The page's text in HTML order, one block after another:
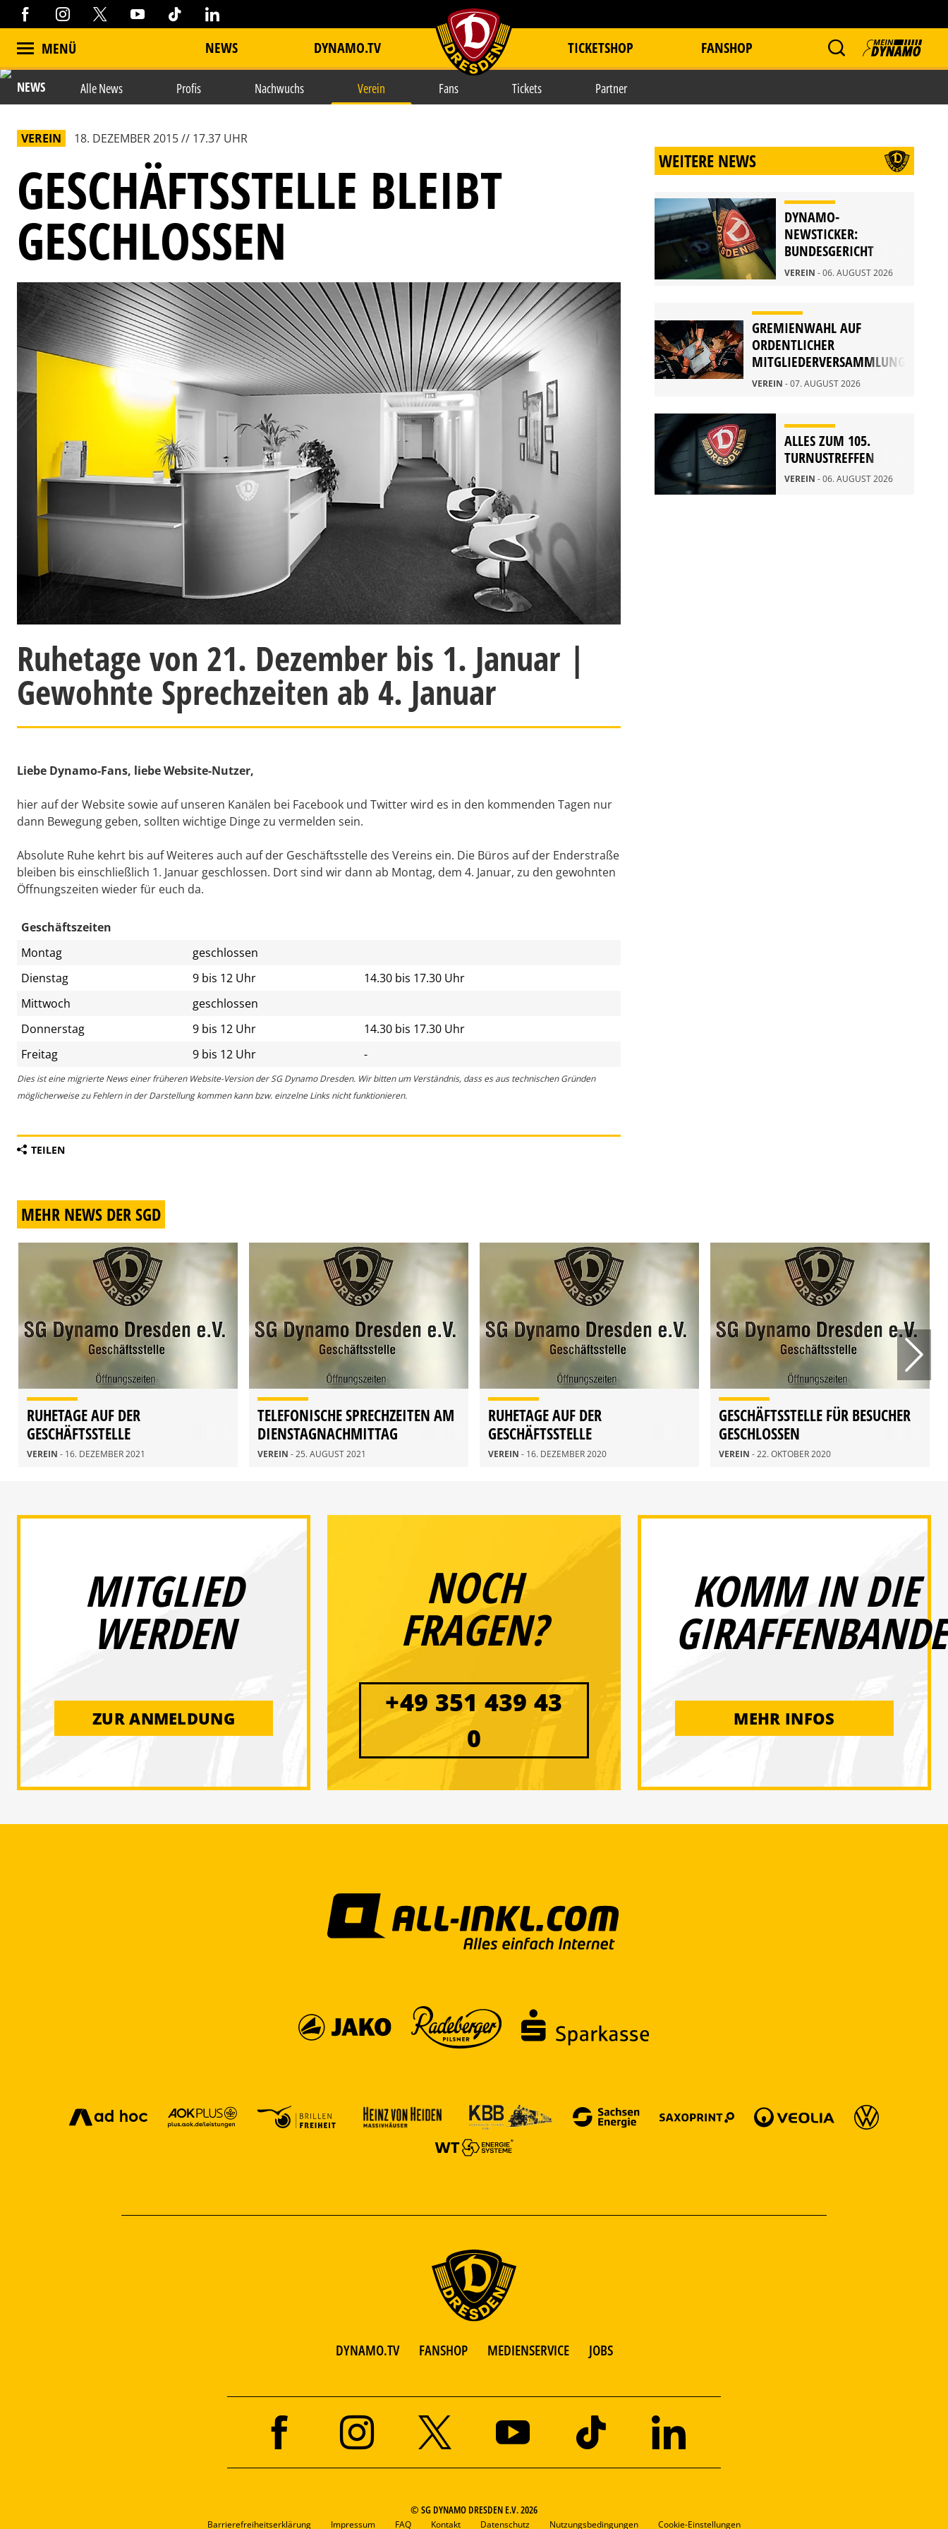
MENÜ NEWS DYNAMO.TV item.title TICKETSHOP FANSHOP
NEWS Alle News Profis Nachwuchs Verein Fans Tickets Partner
VEREIN 18. DEZEMBER 2015 // 17.37 UHR
GESCHÄFTSSTELLE BLEIBT
GESCHLOSSEN
Ruhetage von 21. Dezember bis 1. Januar |
Gewohnte Sprechzeiten ab 4. Januar
Liebe Dynamo-Fans, liebe Website-Nutzer,
hier auf der Website sowie auf unseren Kanälen bei Facebook und Twitter wird es in den kommenden Tagen nur
dann Bewegung geben, sollten wichtige Dinge zu vermelden sein.
Absolute Ruhe kehrt bis auf Weiteres auch auf der Geschäftsstelle des Vereins ein. Die Büros auf der Enderstraße
bleiben bis einschließlich 1. Januar geschlossen. Dort sind wir dann ab Montag, dem 4. Januar, zu den gewohnten
Öffnungszeiten wieder für euch da.
Geschäftszeiten
Montag
geschlossen
Dienstag
9 bis 12 Uhr
14.30 bis 17.30 Uhr
Mittwoch
geschlossen
Donnerstag
9 bis 12 Uhr
14.30 bis 17.30 Uhr
Freitag
9 bis 12 Uhr -
Dies ist eine migrierte News einer früheren Website-Version der SG Dynamo Dresden. Wir bitten um Verständnis, dass es aus technischen Gründen
möglicherweise zu Fehlern in der Darstellung kommen kann bzw. einzelne Links nicht funktionieren.
TEILEN
WEITERE NEWS
DYNAMO-
NEWSTICKER:
BUNDESGERICHT
WEIST BERUFUNG
VEREIN - 06. AUGUST 2026
GREMIENWAHL AUF
ORDENTLICHER
MITGLIEDERVERSAMMLUNG
2026
VEREIN - 07. AUGUST 2026
ALLES ZUM 105.
TURNUSTREFFEN
VEREIN - 06. AUGUST 2026
MEHR NEWS DER SGD
RUHETAGE AUF DER
GESCHÄFTSSTELLE
VEREIN - 16. DEZEMBER 2021
TELEFONISCHE SPRECHZEITEN AM
DIENSTAGNACHMITTAG
ENTFALLEN
VEREIN - 25. AUGUST 2021
RUHETAGE AUF DER
GESCHÄFTSSTELLE
VEREIN - 16. DEZEMBER 2020
GESCHÄFTSSTELLE FÜR BESUCHER
GESCHLOSSEN
VEREIN - 22. OKTOBER 2020
MITGLIED
WERDEN
ZUR ANMELDUNG
NOCH
FRAGEN?
+49 351 439 43
0
KOMM IN DIE
GIRAFFENBANDE
MEHR INFOS
DYNAMO.TV FANSHOP MEDIENSERVICE JOBS
© SG DYNAMO DRESDEN E.V. 2026
Barrierefreiheitserklärung Impressum FAQ Kontakt Datenschutz Nutzungsbedingungen Cookie-Einstellungen